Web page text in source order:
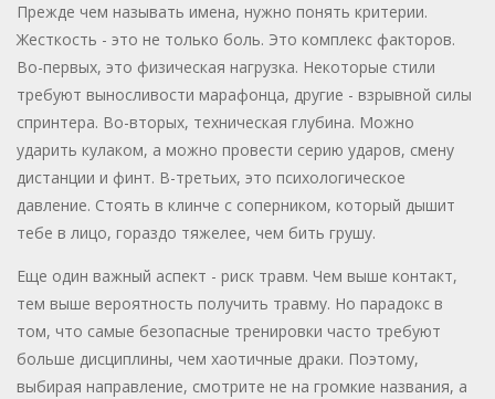
Прежде чем называть имена, нужно понять критерии.
Жесткость - это не только боль. Это комплекс факторов.
Во-первых, это физическая нагрузка. Некоторые стили
требуют выносливости марафонца, другие - взрывной силы
спринтера. Во-вторых, техническая глубина. Можно
ударить кулаком, а можно провести серию ударов, смену
дистанции и финт. В-третьих, это психологическое
давление. Стоять в клинче с соперником, который дышит
тебе в лицо, гораздо тяжелее, чем бить грушу.
Еще один важный аспект - риск травм. Чем выше контакт,
тем выше вероятность получить травму. Но парадокс в
том, что самые безопасные тренировки часто требуют
больше дисциплины, чем хаотичные драки. Поэтому,
выбирая направление, смотрите не на громкие названия, а